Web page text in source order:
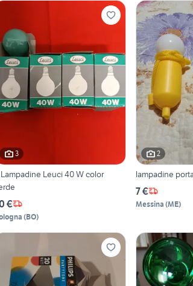
3
Leuci 40 W color
€
(BO)
2
lampadine
7 €
Messina (ME)